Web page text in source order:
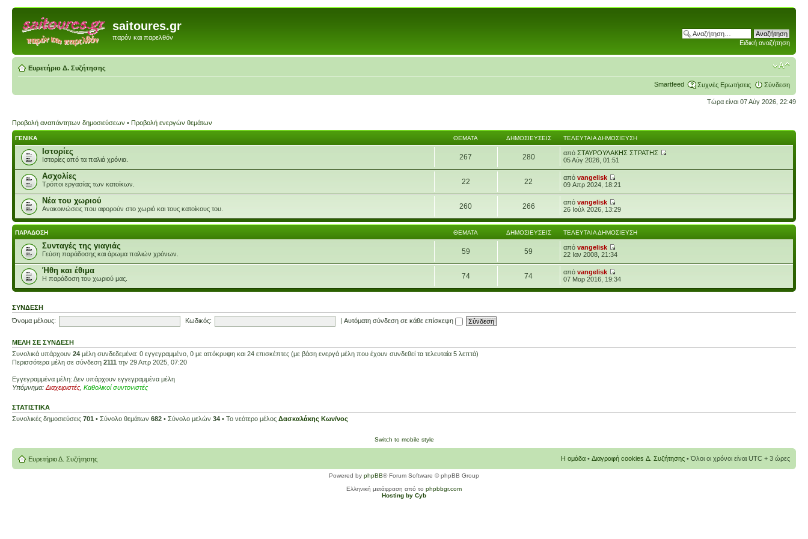
saitoures.gr
παρόν και παρελθόν
Ειδική αναζήτηση
Ευρετήριο Δ. Συζήτησης
Smartfeed Συχνές Ερωτήσεις Σύνδεση
Τώρα είναι 07 Αύγ 2026, 22:49
Προβολή αναπάντητων δημοσιεύσεων • Προβολή ενεργών θεμάτων
ΓΕΝΙΚΑ ΘΈΜΑΤΑ ΔΗΜΟΣΙΕΎΣΕΙΣ ΤΕΛΕΥΤΑΊΑ ΔΗΜΟΣΊΕΥΣΗ
Ιστορίες
Ιστορίες από τα παλιά χρόνια. 267 280 απόΣΤΑΥΡΟΥΛΑΚΗΣ ΣΤΡΑΤΗΣ
05 Αύγ 2026, 01:51
Ασχολίες
Τρόποι εργασίας των κατοίκων. 22 22 απόvangelisk
09 Απρ 2024, 18:21
Νέα του χωριού
Ανακοινώσεις που αφορούν στο χωριό και τους κατοίκους του. 260 266 απόvangelisk
26 Ιούλ 2026, 13:29
ΠΑΡΑΔΟΣΗ ΘΈΜΑΤΑ ΔΗΜΟΣΙΕΎΣΕΙΣ ΤΕΛΕΥΤΑΊΑ ΔΗΜΟΣΊΕΥΣΗ
Συνταγές της γιαγιάς
Γεύση παράδοσης και άρωμα παλιών χρόνων. 59 59 απόvangelisk
22 Ιαν 2008, 21:34
Ήθη και έθιμα
Η παράδοση του χωριού μας. 74 74 απόvangelisk
07 Μαρ 2016, 19:34
ΣΎΝΔΕΣΗ
Όνομα μέλους:
Κωδικός: |Αυτόματη σύνδεση σε κάθε επίσκεψη
ΜΈΛΗ ΣΕ ΣΎΝΔΕΣΗ
Συνολικά υπάρχουν 24 μέλη συνδεδεμένα: 0 εγγεγραμμένο, 0 με απόκρυψη και 24 επισκέπτες (με βάση ενεργά μέλη που έχουν συνδεθεί τα τελευταία 5 λεπτά)
Περισσότερα μέλη σε σύνδεση 2111 την 29 Απρ 2025, 07:20
Εγγεγραμμένα μέλη: Δεν υπάρχουν εγγεγραμμένα μέλη
Υπόμνημα: Διαχειριστές Καθολικοί συντονιστές
ΣΤΑΤΙΣΤΙΚΆ
Συνολικές δημοσιεύσεις 701 • Σύνολο θεμάτων 682 • Σύνολο μελών 34 • Το νεότερο μέλος Δασκαλάκης Κων/νος
Switch to mobile style
Ευρετήριο Δ. Συζήτησης Η ομάδα • Διαγραφή cookies Δ. Συζήτησης • Όλοι οι χρόνοι είναι UTC + 3 ώρες
Powered by phpBB® Forum Software © phpBB Group
Ελληνική μετάφραση από το phpbbgr.com
Hosting by Cyb